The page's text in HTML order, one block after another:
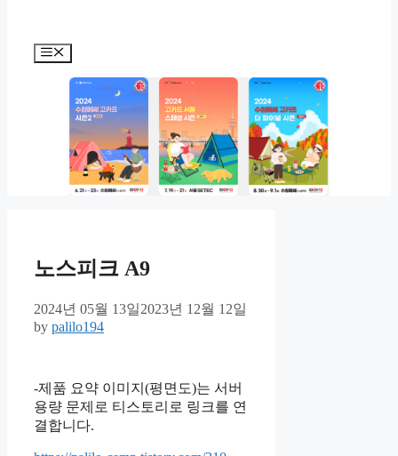
Menu
노스피크 A9
2024년 05월 13일2023년 12월 12일
by palilo194
-제품 요약 이미지(평면도)는 서버
용량 문제로 티스토리로 링크를 연
결합니다.